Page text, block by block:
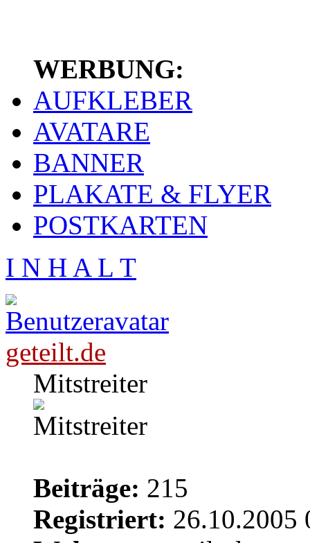
WERBUNG:
AUFKLEBER
AVATARE
BANNER
PLAKATE & FLYER
POSTKARTEN
I N H A L T
geteilt.de
Mitstreiter
Beiträge: 215
Registriert: 26.10.2005